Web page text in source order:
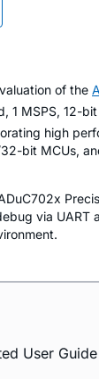
of the
1 MSPS, 12-
high
bit MCUs,
via UART
User Guide